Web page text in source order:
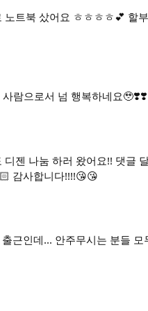
트북 샀어요 ㅎㅎㅎㅎ💕 할
람으로서 넘 행복하네요
젠 나눔 하러 왔어요!! 댓글
감사합니다!!!!😘😘
근인데... 안주무시는 분들